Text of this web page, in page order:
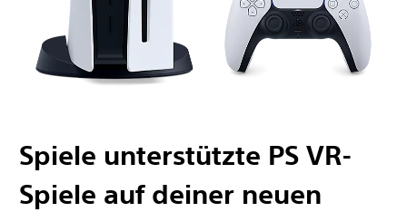
Spiele unterstützte PS VR-
Spiele auf deiner neuen